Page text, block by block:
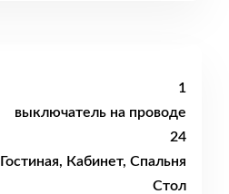
1
выключатель на проводе
24
Гостиная, Кабинет, Спальня
Стол